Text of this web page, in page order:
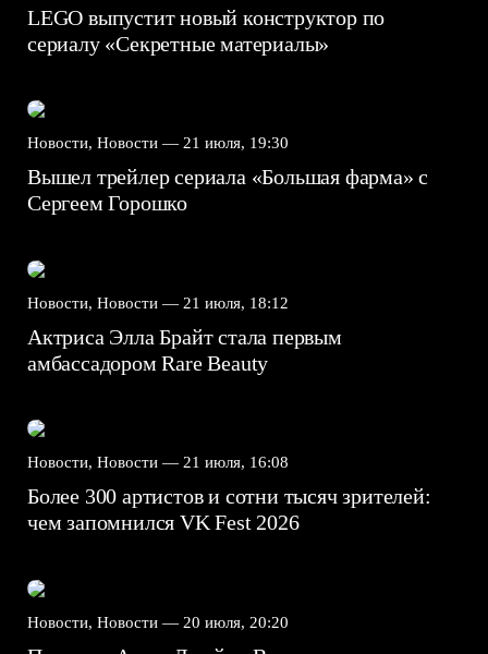
LEGO выпустит новый конструктор по
сериалу «Секретные материалы»
Новости, Новости — 21 июля, 19:30
Вышел трейлер сериала «Большая фарма» с
Сергеем Горошко
Новости, Новости — 21 июля, 18:12
Актриса Элла Брайт стала первым
амбассадором Rare Beauty
Новости, Новости — 21 июля, 16:08
Более 300 артистов и сотни тысяч зрителей:
чем запомнился VK Fest 2026
Новости, Новости — 20 июля, 20:20